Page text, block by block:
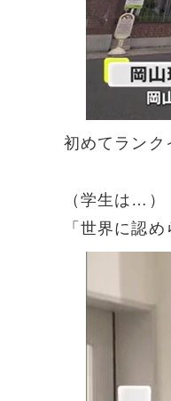
初めてランク
（学生は…）
「世界に認